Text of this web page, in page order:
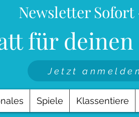
Newsletter Sofort
für
Jetzt anmelden
Spiele Klassentiere